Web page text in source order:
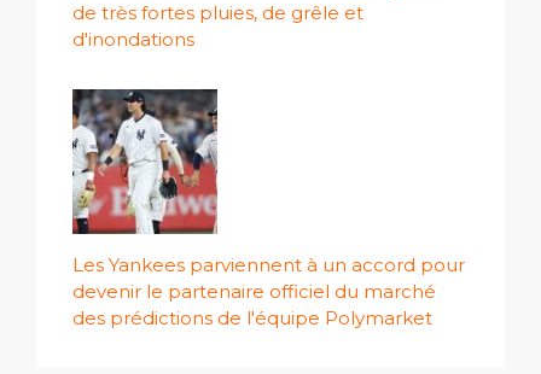
de très fortes pluies, de grêle et
d'inondations
Les Yankees parviennent à un accord pour
devenir le partenaire officiel du marché
des prédictions de l'équipe Polymarket